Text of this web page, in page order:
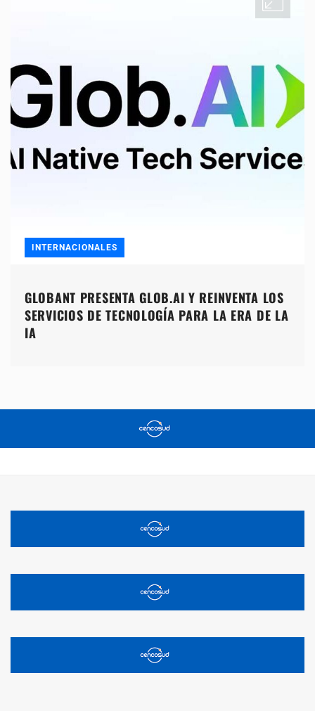
INTERNACIONALES
GLOBANT PRESENTA GLOB.AI Y REINVENTA LOS
SERVICIOS DE TECNOLOGÍA PARA LA ERA DE LA
IA